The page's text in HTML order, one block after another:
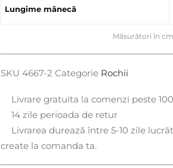
Lungime mânecă
Măsurători în
SKU 4667-2 Categorie Rochii
Livrare gratuita la comenzi peste
14 zile perioada de retur
Livrarea durează între 5-10 zile
create la comanda ta.